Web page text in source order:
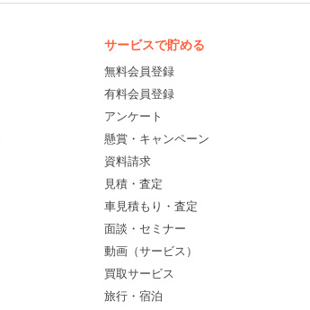
サービスで貯める
無料会員登録
有料会員登録
アンケート
懸賞・キャンペーン
資料請求
見積・査定
車見積もり・査定
面談・セミナー
動画（サービス）
買取サービス
旅行・宿泊